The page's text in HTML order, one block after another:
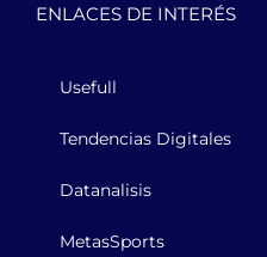
ENLACES DE INTERÉS
Usefull
Tendencias Digitales
Datanalisis
MetasSports